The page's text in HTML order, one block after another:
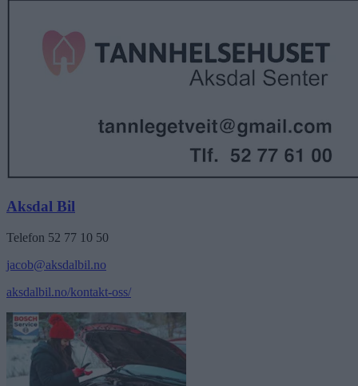
Aksdal Bil
Telefon 52 77 10 50
jacob@aksdalbil.no
aksdalbil.no/kontakt-oss/